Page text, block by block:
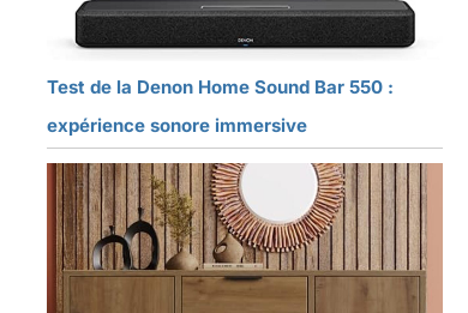
Test de la Denon Home Sound Bar 550 :
expérience sonore immersive